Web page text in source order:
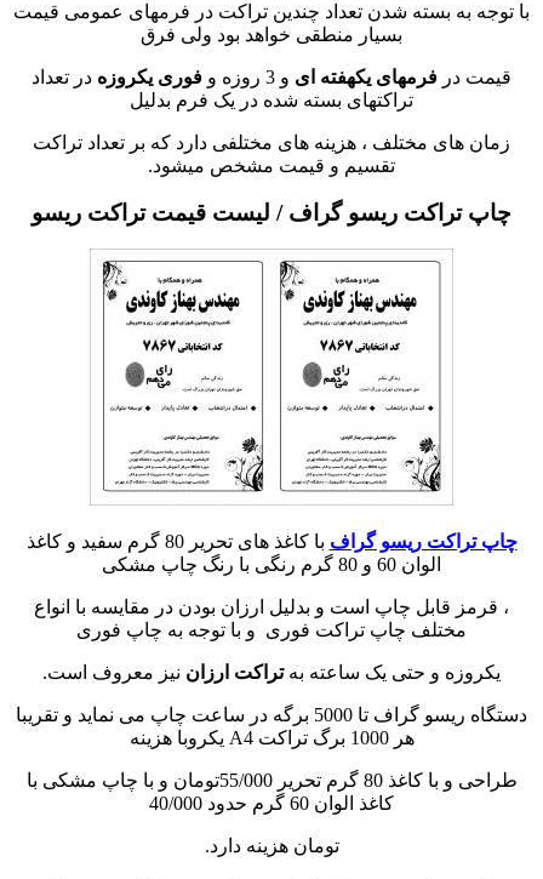
با توجه به بسته شدن تعداد چندین تراکت در فرمهای عمومی قیمت
بسیار منطقی خواهد بود ولی فرق
قیمت در فرمهای یکهفته ای و 3 روزه و فوری یکروزه در تعداد
تراکتهای بسته شده در یک فرم بدلیل
زمان های مختلف ، هزینه های مختلفی دارد که بر تعداد تراکت
تقسیم و قیمت مشخص میشود.
چاپ تراکت ریسو گراف / لیست قیمت تراکت ریسو
چاپ تراکت ریسو گراف
با کاغذ های تحریر 80 گرم سفید و کاغذ
الوان 60 و 80 گرم رنگی با رنگ چاپ مشکی
، قرمز قابل چاپ است و بدلیل ارزان بودن در مقایسه با انواع
مختلف چاپ تراکت فوری و با توجه به چاپ فوری
یکروزه و حتی یک ساعته بهتراکت ارزان نیز معروف است.
دستگاه ریسو گراف تا 5000 برگه در ساعت چاپ می نماید و تقریبا
هر 1000 برگ تراکت A4 یکروبا هزینه
طراحی و با کاغذ 80 گرم تحریر 55/000تومان و با چاپ مشکی با
کاغذ الوان 60 گرم حدود 40/000
تومان هزینه دارد.